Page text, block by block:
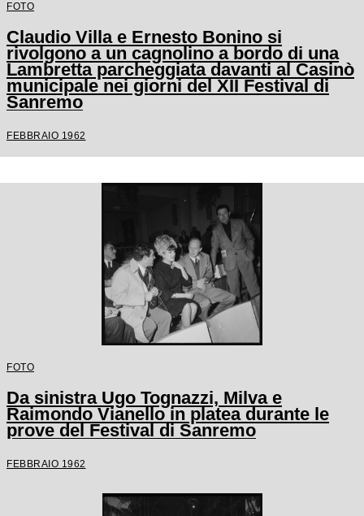
FOTO
Claudio Villa e Ernesto Bonino si
rivolgono a un cagnolino a bordo di una
Lambretta parcheggiata davanti al Casinò
municipale nei giorni del XII Festival di
Sanremo
FEBBRAIO 1962
FOTO
Da sinistra Ugo Tognazzi, Milva e
Raimondo Vianello in platea durante le
prove del Festival di Sanremo
FEBBRAIO 1962